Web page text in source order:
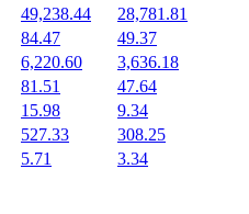
49,238.44
28,781.81
84.47
49.37
6,220.60
3,636.18
81.51
47.64
15.98
9.34
527.33
308.25
5.71
3.34